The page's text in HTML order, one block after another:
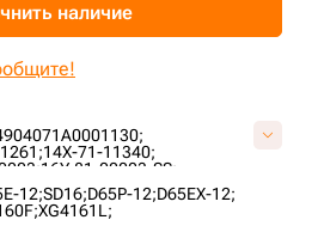
14X-71-11340;
16Y-81-00003-SS;
15;
12;SD16;D65P-12;D65EX-12;
XG4161L;
наличие